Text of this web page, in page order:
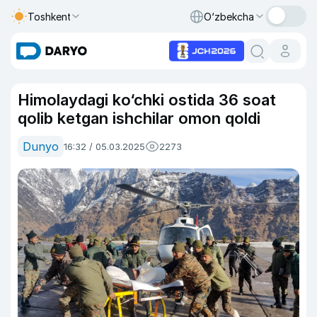
Toshkent O‘zbekcha
Himolaydagi ko‘chki ostida 36 soat
qolib ketgan ishchilar omon qoldi
Dunyo 16:32 / 05.03.2025 2273